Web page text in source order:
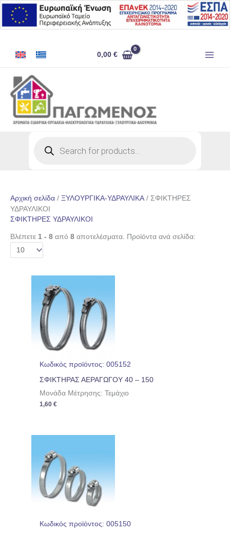
Μετάβαση
στο
περιεχόμενο
0,00€
Αρχική σελίδα / ΞΥΛΟΥΡΓΙΚΑ-ΥΔΡΑΥΛΙΚΑ/ ΣΦΙΚΤΗΡΕΣ
ΥΔΡΑΥΛΙΚΟΙ
ΣΦΙΚΤΗΡΕΣ ΥΔΡΑΥΛΙΚΟΙ
Βλέπετε 1 - 8 από 8 αποτελέσματα. Προϊόντα ανά σελίδα:
Κωδικός προϊόντος: 005152
ΣΦΙΚΤΗΡΑΣ ΑΕΡΑΓΩΓΟΥ 40 – 150
Μονάδα Μέτρησης: Τεμάχιο
1,60€
Κωδικός προϊόντος: 005150